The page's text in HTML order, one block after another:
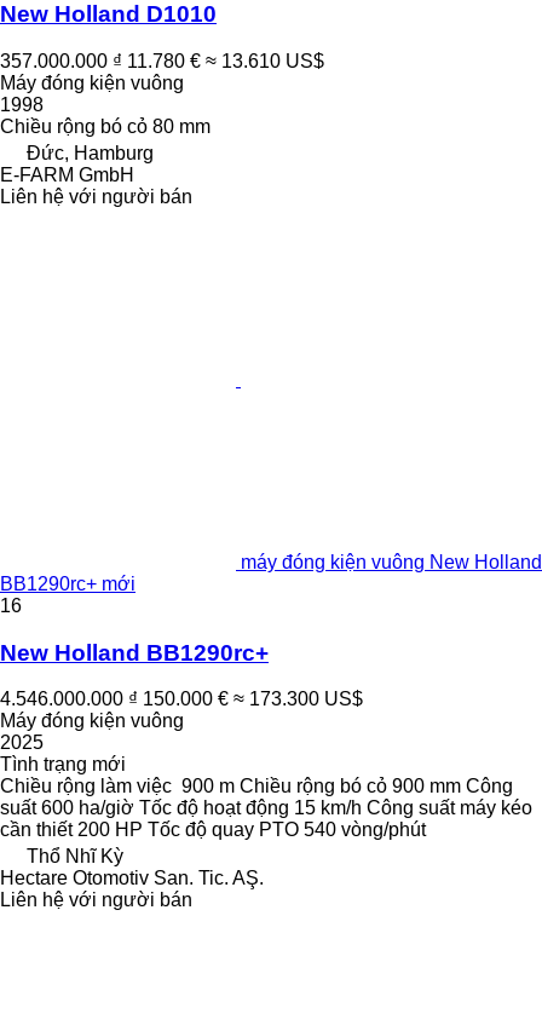
New Holland D1010
357.000.000 ₫ 11.780 € ≈ 13.610 US$
Máy đóng kiện vuông
1998
Chiều rộng bó cỏ 80 mm
Đức, Hamburg
E-FARM GmbH
Liên hệ với người bán
máy đóng kiện vuông New Holland
BB1290rc+ mới
16
New Holland BB1290rc+
4.546.000.000 ₫ 150.000 € ≈ 173.300 US$
Máy đóng kiện vuông
2025
Tình trạng mới
Chiều rộng làm việc 900 m Chiều rộng bó cỏ 900 mm Công
suất 600 ha/giờ Tốc độ hoạt động 15 km/h Công suất máy kéo
cần thiết 200 HP Tốc độ quay PTO 540 vòng/phút
Thổ Nhĩ Kỳ
Hectare Otomotiv San. Tic. AŞ.
Liên hệ với người bán